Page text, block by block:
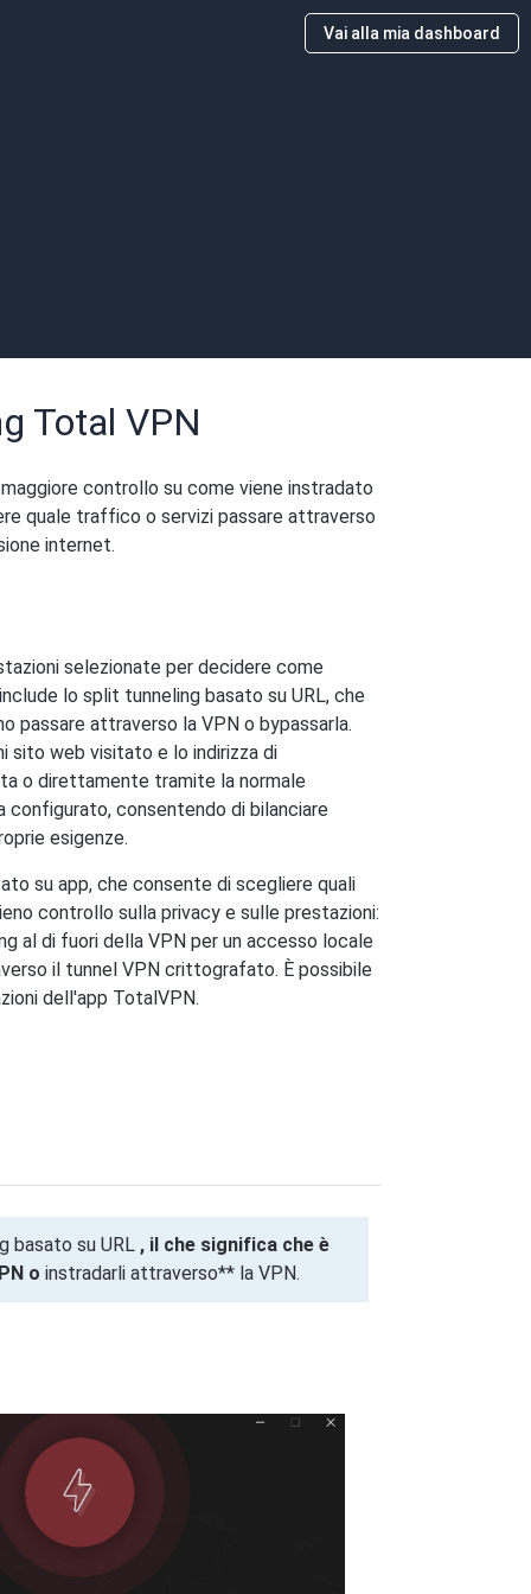
Vai alla mia dashboard
Total VPN
controllo su come viene instradato
quale traffico o servizi passare attraverso
internet.
selezionate per decidere come
lo split tunneling basato su URL, che
passare attraverso la VPN o bypassarla.
sito web visitato e lo indirizza di
o direttamente tramite la normale
configurato, consentendo di bilanciare
esigenze.
su app, che consente di scegliere quali
controllo sulla privacy e sulle prestazioni:
al di fuori della VPN per un accesso locale
il tunnel VPN crittografato. È possibile
dell'app TotalVPN.
basato su URL , il che significa che è
oinstradarli attraverso** la VPN.